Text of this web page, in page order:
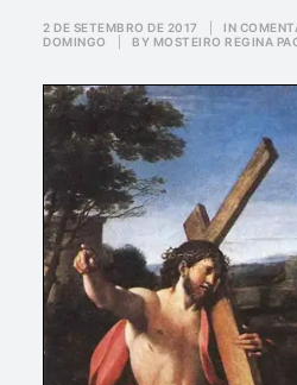
ATUALIDADES
INFORMATIVO
DOAÇÃO
LOJA
2 DE SETEMBRO DE 2017 IN
DOMINGO
BY MOSTEIRO REGINA